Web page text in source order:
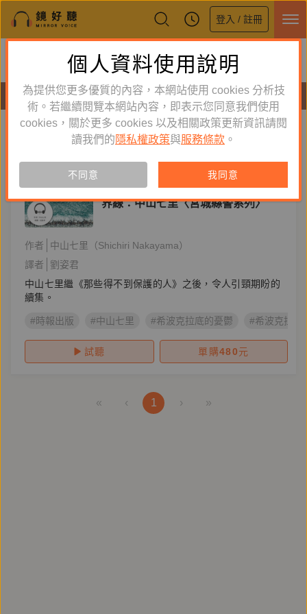
登入 / 註冊
鏡好聽全新APP上線
體驗全面升級，即刻下載
有聲書
社會推理 新到舊 舊到新
有聲書
界線：中山七里〈宮城縣警系列〉
作者
中山七里（Shichiri Nakayama）
譯者
劉姿君
中山七里繼《那些得不到保護的人》之後，令人引頸期盼的
續集。
#時報出版 #中山七里 #希波克拉底的憂鬱 #希波克拉底
試聽 單購480元
« ‹ 1 › »
個人資料使用說明
為提供您更多優質的內容，本網站使用 cookies 分析技
術。若繼續閱覽本網站內容，即表示您同意我們使用
cookies，關於更多 cookies 以及相關政策更新資訊請閱
讀我們的 隱私權政策與服務條款 。
不同意 我同意